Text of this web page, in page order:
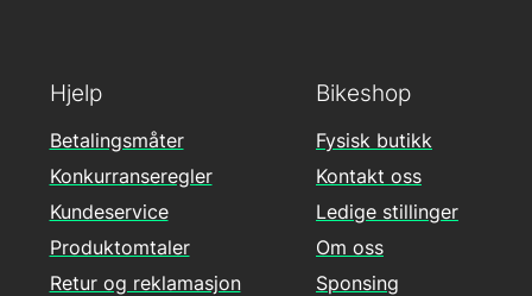
Hjelp
Betalingsmåter
Konkurranseregler
Kundeservice
Produktomtaler
Retur og reklamasjon
Bikeshop
Fysisk butikk
Kontakt oss
Ledige stillinger
Om oss
Sponsing